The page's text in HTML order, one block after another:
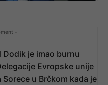
-
Dodik je imao burnu
Evropske unije
u Brčkom kada je